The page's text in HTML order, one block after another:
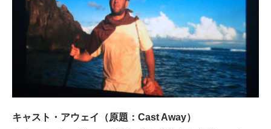
キャスト・アウェイ（原題：Cast Away）